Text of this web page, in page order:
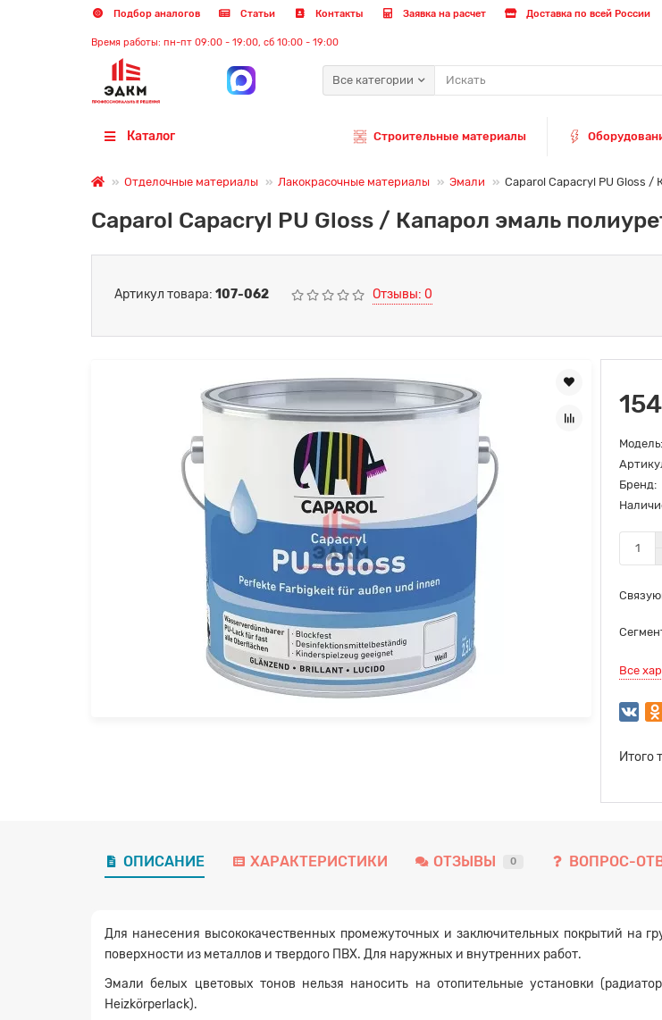
Подбор аналогов Статьи Контакты Заявка на расчет Доставка по всей России
Время работы: пн-пт 09:00 - 19:00, сб 10:00 - 19:00
Все категории
Каталог Строительные материалы
Отделочные материалы Лакокрасочные материалы Эмали Caparol Capacryl PU Gloss /
Caparol Capacryl PU Gloss / Капарол эмаль
Артикул товара: 107-062 Отзывы: 0
Модель:
Бренд:
Все
Итого
ОПИСАНИЕ ХАРАКТЕРИСТИКИ ОТЗЫВЫ 0 ВОПРОС-
Для нанесения высококачественных промежуточных и заключительных покрытий на
поверхности из металлов и твердого ПВХ. Для наружных и внутренних работ.
Эмали белых цветовых тонов нельзя наносить на отопительные установки
Heizkörperlack).